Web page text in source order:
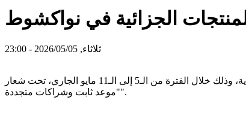
ثلاثاء, 2026/05/05 - 23:00
انطلقت، اليوم الثلاثاء، في نواكشوط، فعاليات النسخة الثامنة من معرض المنتجات والخدمات الجزائرية، بمشاركة واسعة من المؤسسات الاقتصادية، وذلك خلال الفترة من الـ5 إلى الـ11 مايو الجاري، تحت شعار
"موعد ثابت وشراكات متجددة".